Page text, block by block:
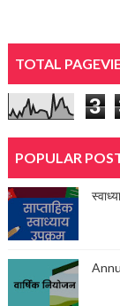
TOTAL
3
POPULAR